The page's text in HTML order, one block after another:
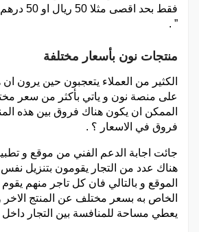
فقط بحد
” .
منتجات نون بأسعار مختلفة
الكثير من العملاء يتعجبون حين يرون ان
على منصة نون و ياتي بأكثر من سعر
الممكن ان يكون هناك فروق بين هذه
فروق في الاسعار ؟ .
جائت اجابة الدعم الفني من موقع و
هناك عدد من التجار يقومون بتنزيل
الموقع و بالتالي فان كل تاجر منهم يقوم
الخاص به بسعر مختلف عن المنتج الاخر
يعطي مساحة للمنافسة بين التجار